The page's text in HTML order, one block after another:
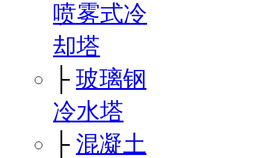
喷雾式冷
却塔
├ 玻璃钢
冷水塔
├ 混凝土